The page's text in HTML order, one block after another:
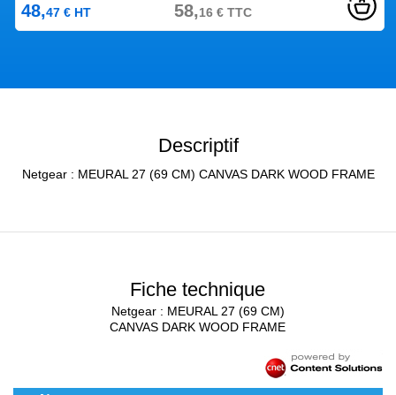
48,47 € HT 58,16€TTC
Descriptif
Netgear : MEURAL 27 (69 CM) CANVAS DARK WOOD FRAME
Fiche technique
Netgear : MEURAL 27 (69 CM)
CANVAS DARK WOOD FRAME